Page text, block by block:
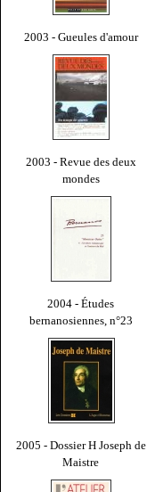
2003 - Gueules d'amour
2003 - Revue des deux
mondes
2004 - Études
bernanosiennes, n°23
2005 - Dossier H Joseph de
Maistre